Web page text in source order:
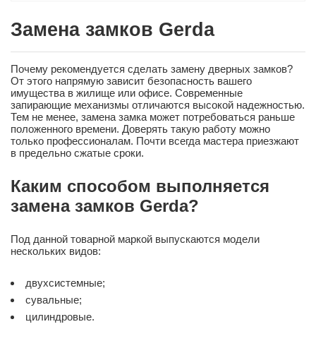
Замена замков Gerda
Почему рекомендуется сделать замену дверных замков?
От этого напрямую зависит безопасность вашего
имущества в жилище или офисе. Современные
запирающие механизмы отличаются высокой надежностью.
Тем не менее, замена замка может потребоваться раньше
положенного времени. Доверять такую работу можно
только профессионалам. Почти всегда мастера приезжают
в предельно сжатые сроки.
Каким способом выполняется
замена замков Gerda?
Под данной товарной маркой выпускаются модели
нескольких видов:
двухсистемные;
сувальные;
цилиндровые.